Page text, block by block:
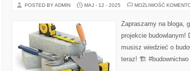
POSTED BY ADMIN MAJ - 12 - 2025 MOŻLIWOŚĆ
Zapraszamy na bloga,
projekcie budowlanym!
musisz wiedzieć o
teraz! 🏗️ #budownictwo